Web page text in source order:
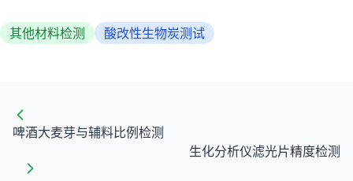
其他材料检测 酸改性生物炭测试
啤酒大麦芽与辅料比例检测
生化分析仪滤光片精度检测